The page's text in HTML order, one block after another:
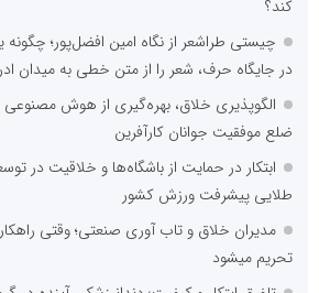
کند؟
چیستی طراشعر از نگاه امین افضل‌پور؛ چگونه
در جایگاه حرف، شعر را از متن خطی به میدان
الگوپذیری خلاق، بهره‌گیری از هوش
ضلع موفقیت جوانان کارآفرین
ابتکار در حمایت از باشگاه‌ها و خلاقیت در
طلایی پیشرفت ورزش کشور
مدیران خلاق و تاب آوری صنعتی؛ وقتی
تحریم میشود